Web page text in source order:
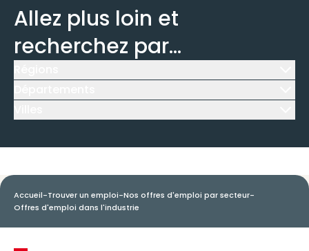
Allez plus loin et
recherchez par...
Accueil-Trouver un emploi-Nos offres d'emploi par secteur-
Offres d'emploi dans l'industrie